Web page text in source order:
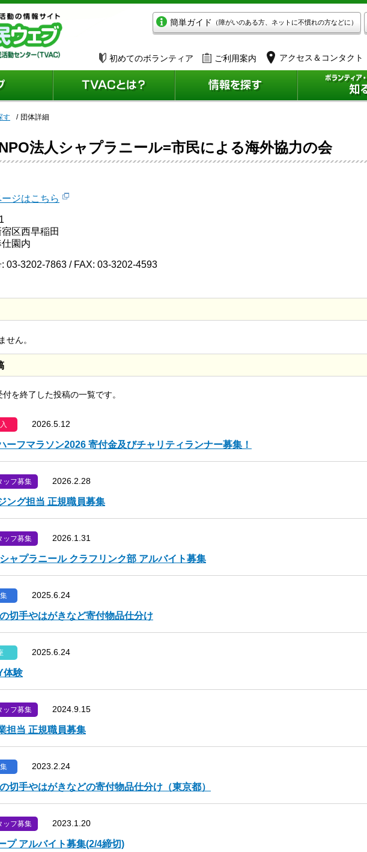
簡単ガイド （障がいのある方、ネットに不慣れの方などに）
初めてのボランティア ご利用案内 アクセス＆コンタクト
す 団体詳細
法人シャプラニール=市民による海外協力の会
ジはこちら
区西早稲田
園内
03-3202-7863 / FAX: 03-3202-4593
せん。
を終了した投稿の一覧です。
2026.5.12
ーフマラソン2026 寄付金及びチャリティランナー募集！
ッフ募集 2026.2.28
ング担当 正規職員募集
ッフ募集 2026.1.31
ャプラニール クラフリンク部 アルバイト募集
2025.6.24
切手やはがきなど寄付物品仕分け
2025.6.24
体験
ッフ募集 2024.9.15
担当 正規職員募集
2023.2.24
切手やはがきなどの寄付物品仕分け（東京都）
ッフ募集 2023.1.20
プ アルバイト募集(2/4締切)